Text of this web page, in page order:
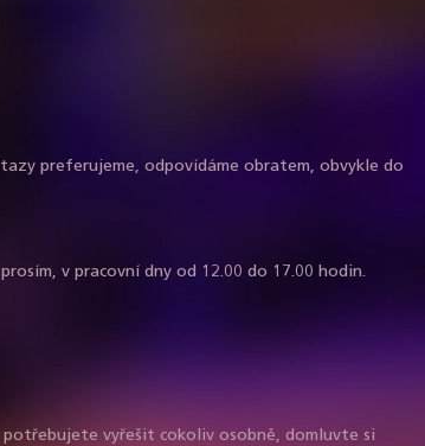
preferujeme, odpovídáme obratem, obvykle do
v pracovní dny od 12.00 do 17.00 hodin.
potřebujete vyřešit cokoliv osobně, domluvte si